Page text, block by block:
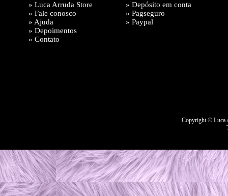
» Luca Arruda Store
» Fale conosco
» Ajuda
» Depoimentos
» Contato
» Depósito em conta
» Pagseguro
» Paypal
Copyright © Luca